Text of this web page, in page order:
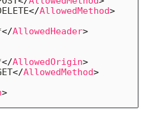
</AllowedMethod>
</AllowedHeader>
</AllowedOrigin>
</AllowedMethod>
>